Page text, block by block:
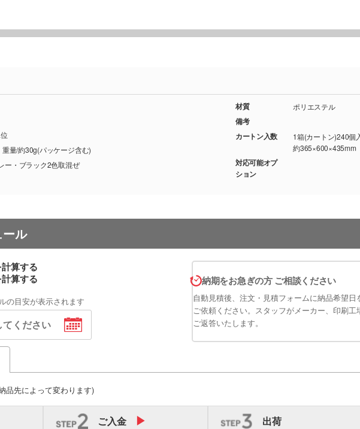
量/約30g(パッケージ含む)
指定不可] グレー・ブラック2色取混ぜ
材質 ポリエステル
備考
カートン入数
1箱(カートン)240個
約365×600×435mm
対応可能オプ
ション
ル
算する
算する
の目安が表示されます
納期をお急ぎの方 ご相談ください
自動見積後、注文・見積フォームに納品希望日
ご依頼ください。スタッフがメーカー、印刷工
ご返答いたします。
品先によって変わります)
ご入金 出荷